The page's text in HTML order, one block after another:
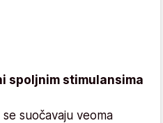
spoljnim stimulansima
suočavaju veoma